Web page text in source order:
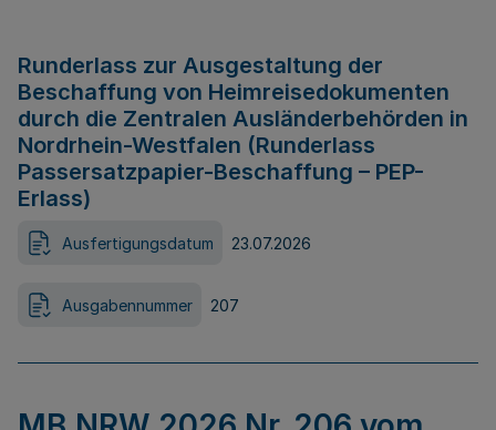
Runderlass zur Ausgestaltung der
Beschaffung von Heimreisedokumenten
durch die Zentralen Ausländerbehörden in
Nordrhein-Westfalen (Runderlass
Passersatzpapier-Beschaffung – PEP-
Erlass)
Ausfertigungsdatum 23.07.2026
Ausgabennummer 207